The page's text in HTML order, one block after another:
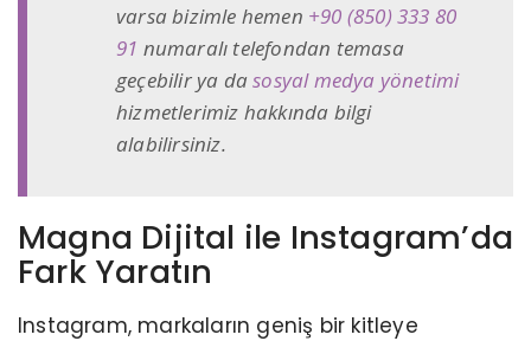
varsa bizimle hemen +90 (850) 333 80
91 numaralı telefondan temasa
geçebilir ya dasosyal medya yönetimi
hizmetlerimiz hakkında bilgi
alabilirsiniz.
Magna Dijital ile Instagram’da
Fark Yaratın
Instagram, markaların geniş bir kitleye